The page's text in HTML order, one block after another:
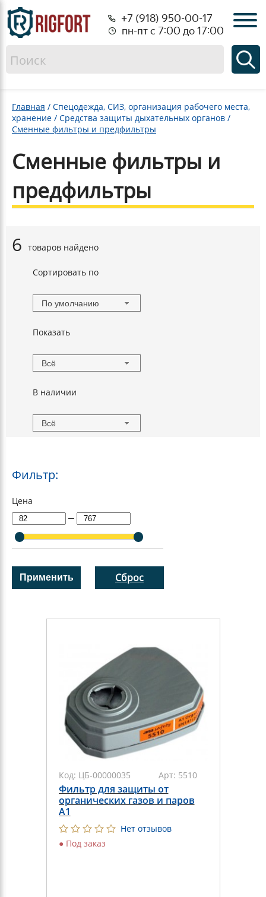
+7 (918) 950-00-17
пн-пт с 7:00 до 17:00
Главная / Спецодежда, СИЗ, организация рабочего места,
хранение / Средства защиты дыхательных органов /
Сменные фильтры и предфильтры
Сменные фильтры и
предфильтры
6 товаров найдено
Сортировать по
По умолчанию
Показать
Всё
В наличии
Всё
Фильтр:
Цена
─
Сброс
Код: ЦБ-00000035 Арт: 5510
Фильтр для защиты от
органических газов и паров
А1
Нет отзывов
● Под заказ